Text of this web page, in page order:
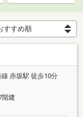
赤坂駅 徒歩10分
階建